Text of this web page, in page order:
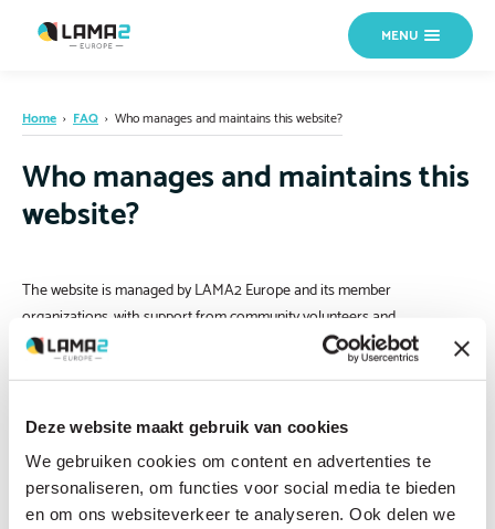
Deze website maakt gebruik van cookies
We gebruiken cookies om content en advertenties te
personaliseren, om functies voor social media te bieden
en om ons websiteverkeer te analyseren. Ook delen we
MENU
Home › FAQ › Who manages and maintains this website?
Who manages and maintains this
website?
The website is managed by LAMA2 Europe and its member
organizations, with support from community volunteers and
contributors.